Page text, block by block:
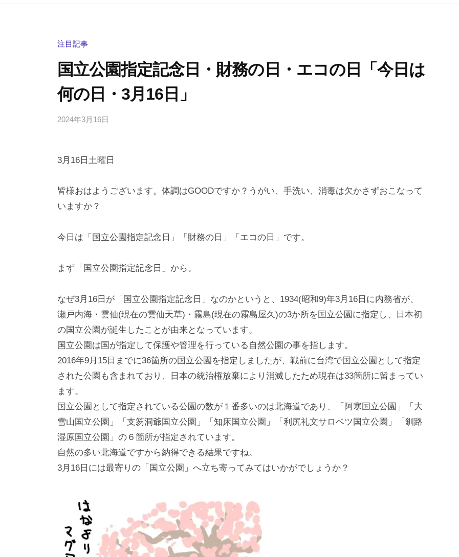
注目記事
国立公園指定記念日・財務の日・エコの日「今日は
何の日・3月16日」
2024年3月16日
i
a
y
m
の
メ
3月16日土曜日
皆様おはようございます。体調はGOODですか？うがい、手洗い、消毒は欠かさずおこなって
いますか？
今日は「国立公園指定記念日」「財務の日」「エコの日」です。
まず「国立公園指定記念日」から。
なぜ3月16日が「国立公園指定記念日」なのかというと、1934(昭和9)年3月16日に内務省が、
瀬戸内海・雲仙(現在の雲仙天草)・霧島(現在の霧島屋久)の3か所を国立公園に指定し、日本初
の国立公園が誕生したことが由来となっています。
国立公園は国が指定して保護や管理を行っている自然公園の事を指します。
2016年9月15日までに36箇所の国立公園を指定しましたが、戦前に台湾で国立公園として指定
された公園も含まれており、日本の統治権放棄により消滅したため現在は33箇所に留まってい
ます。
国立公園として指定されている公園の数が１番多いのは北海道であり、「阿寒国立公園」「大
雪山国立公園」「支笏洞爺国立公園」「知床国立公園」「利尻礼文サロベツ国立公園」「釧路
湿原国立公園」の６箇所が指定されています。
自然の多い北海道ですから納得できる結果ですね。
3月16日には最寄りの「国立公園」へ立ち寄ってみてはいかがでしょうか？